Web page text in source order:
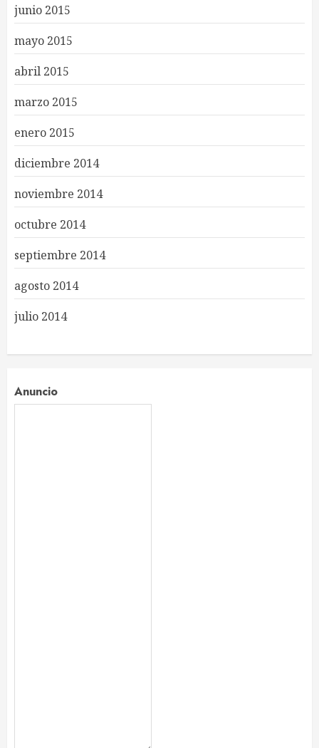
junio 2015
mayo 2015
abril 2015
marzo 2015
enero 2015
diciembre 2014
noviembre 2014
octubre 2014
septiembre 2014
agosto 2014
julio 2014
Anuncio